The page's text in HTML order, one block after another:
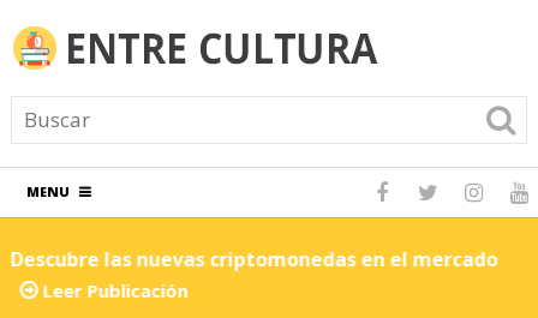
MENU
Descubre las nuevas criptomonedas en el mercado
Leer Publicación